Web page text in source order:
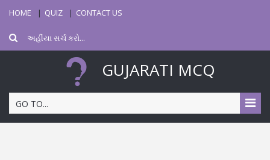
HOME QUIZ CONTACT US
GUJARATI MCQ
GO TO...